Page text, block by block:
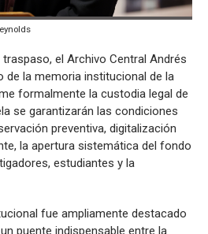
el Archivo Central Andrés
de la memoria institucional de la
formalmente la custodia legal de
se garantizarán las condiciones
preventiva, digitalización
la apertura sistemática del fondo
estudiantes y la
fue ampliamente destacado
puente indispensable entre la